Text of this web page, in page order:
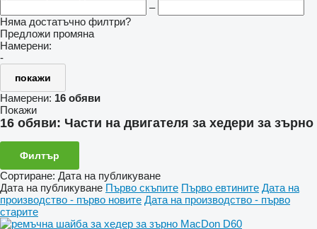
–
Няма достатъчно филтри?
Предложи промяна
Намерени:
-
покажи
Намерени: 16 обяви
Покажи
16 обяви: Части на двигателя за хедери за зърно
Филтър
Сортиране: Дата на публикуване
Дата на публикуване Първо скъпите Първо евтините Дата на
производство - първо новите Дата на производство - първо
старите